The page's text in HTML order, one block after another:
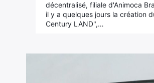
décentralisé, filiale d'Animoca
il y a quelques jours la création
Century LAND",…